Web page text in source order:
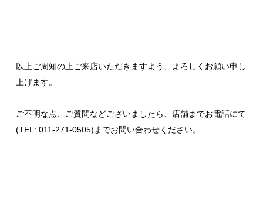
以上ご周知の上ご来店いただきますよう、よろしくお願い申し
上げます。
ご不明な点、ご質問などございましたら、店舗までお電話にて
(TEL: 011-271-0505)までお問い合わせください。